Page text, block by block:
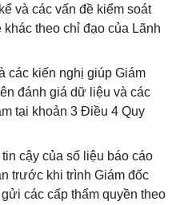
và các vấn đề kiểm soát
theo chỉ đạo của Lãnh
các kiến nghị giúp Giám
đánh giá dữ liệu và các
tại khoản 3 Điều 4 Quy
cậy của số liệu báo cáo
trước khi trình Giám đốc
các cấp thẩm quyền theo